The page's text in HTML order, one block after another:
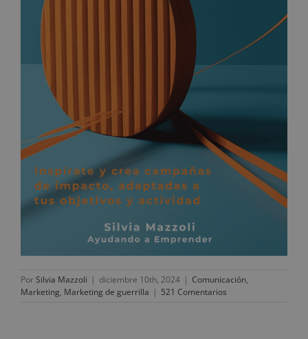
PorSilvia Mazzoli | diciembre 10th, 2024 | Comunicación,
Marketing, Marketing de guerrilla | 521 Comentarios